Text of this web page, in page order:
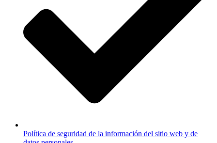
Política de seguridad de la información del sitio web y de